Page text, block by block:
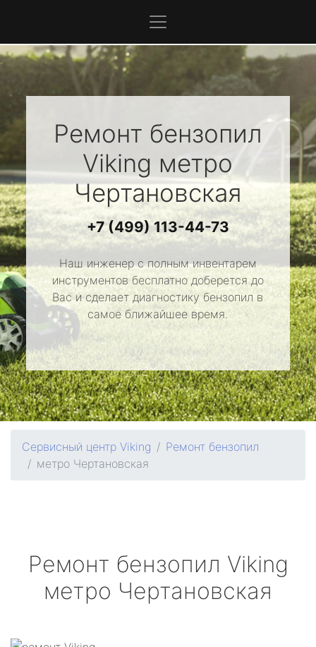
Ремонт бензопил
Viking метро
Чертановская
+7 (499) 113-44-73
Наш инженер с полным инвентарем
инструментов бесплатно доберется до
Вас и сделает диагностику бензопил в
самое ближайшее время.
Сервисный центр Viking
Ремонт бензопил
метро Чертановская
Ремонт бензопил Viking
метро Чертановская